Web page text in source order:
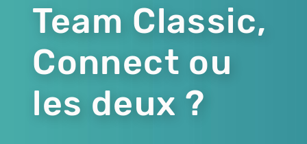
Team Classic,
Connect ou
les deux ?